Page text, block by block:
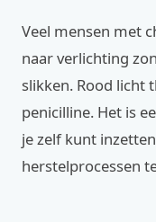
Veel mensen met
naar verlichting
slikken. Rood licht
penicilline. Het is
je zelf kunt
herstelprocessen